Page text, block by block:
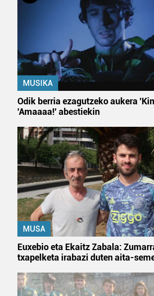
MUSIKA
Odik berria ezagutzeko aukera
'Amaaaa!' abestiekin
MUSA
Euxebio eta Ekaitz Zabala:
txapelketa irabazi duten aita-